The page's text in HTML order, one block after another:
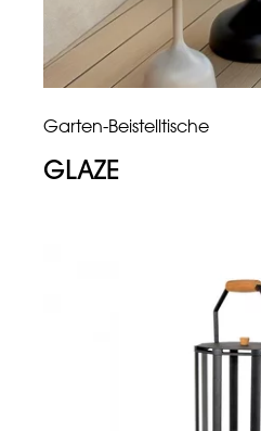
Garten-Beistelltische
GLAZE